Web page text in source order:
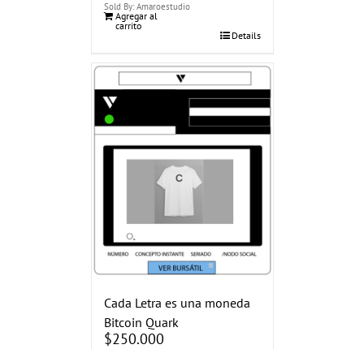
Sold By: Amaroestudio
Agregar al
carrito
Details
Cada Letra es una moneda
Bitcoin Quark
$250.000